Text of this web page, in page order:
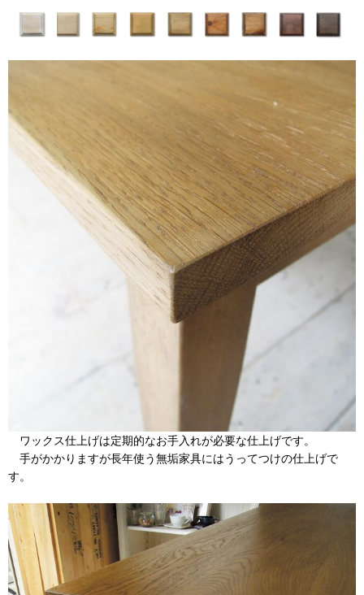
ワックス仕上げは定期的なお手入れが必要な仕上げです。
手がかかりますが長年使う無垢家具にはうってつけの仕上げで
す。